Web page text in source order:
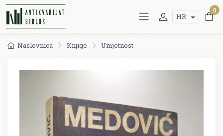
HR
0
Naslovnica Knjige Umjetnost